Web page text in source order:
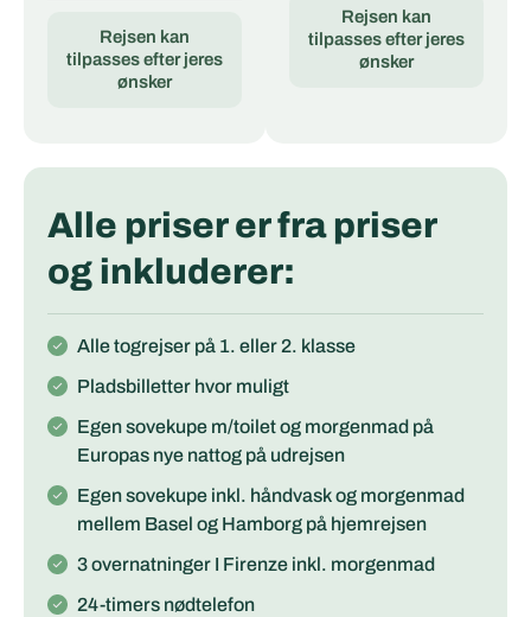
Rejsen kan
tilpasses efter jeres
ønsker
Rejsen kan
tilpasses efter jeres
ønsker
Alle priser er fra priser
og inkluderer:
Alle togrejser på 1. eller 2. klasse
Pladsbilletter hvor muligt
Egen sovekupe m/toilet og morgenmad på
Europas nye nattog på udrejsen
Egen sovekupe inkl. håndvask og morgenmad
mellem Basel og Hamborg på hjemrejsen
3 overnatninger I Firenze inkl. morgenmad
24-timers nødtelefon